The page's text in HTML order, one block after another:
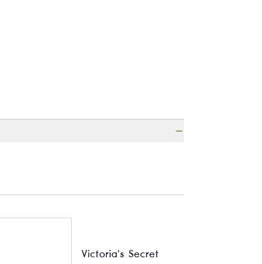
Victoria's Secret